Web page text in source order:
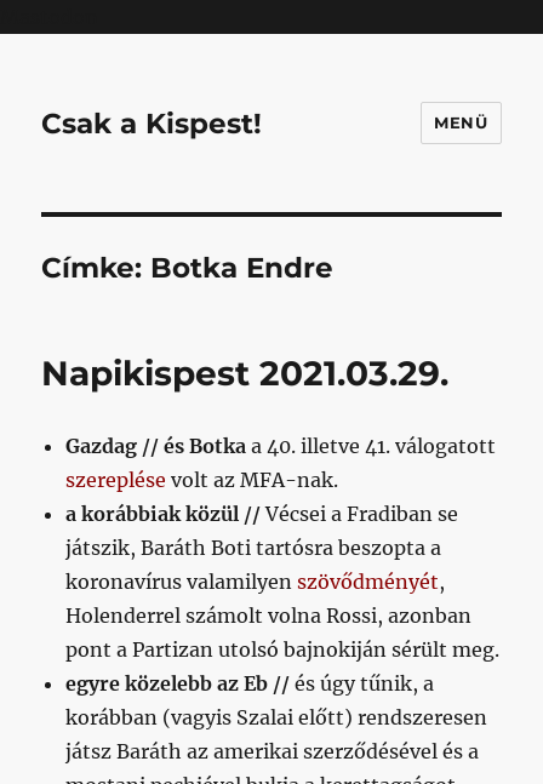
Csak a Kispest! MENÜ
Címke: Botka Endre
Napikispest 2021.03.29.
Gazdag // és Botka a 40. illetve 41. válogatott
szereplése volt az MFA-nak.
a korábbiak közül //Vécsei a Fradiban se
játszik, Baráth Boti tartósra beszopta a
koronavírus valamilyenszövődményét,
Holenderrel számolt volna Rossi, azonban
pont a Partizan utolsó bajnokiján sérült meg.
egyre közelebb az Eb // és úgy tűnik, a
korábban (vagyis Szalai előtt) rendszeresen
játsz Baráth az amerikai szerződésével és a